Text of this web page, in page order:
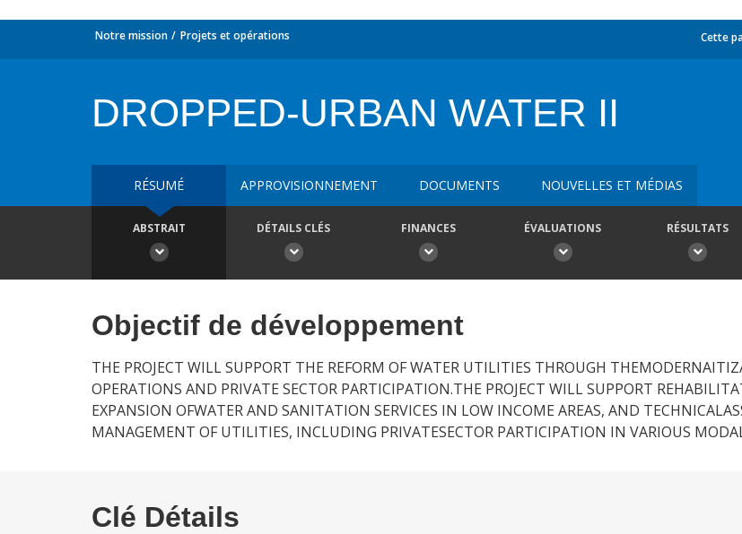
Notre mission Projets et opérations Cette
DROPPED-URBAN WATER II
RÉSUMÉ APPROVISIONNEMENT DOCUMENTS NOUVELLES ET MÉDIAS
ABSTRAIT DÉTAILS CLÉS FINANCES ÉVALUATIONS RÉSULTATS
Objectif de développement
THE PROJECT WILL SUPPORT THE REFORM OF WATER UTILITIES THROUGH
OPERATIONS AND PRIVATE SECTOR PARTICIPATION.THE PROJECT WILL SUPPORT
EXPANSION OFWATER AND SANITATION SERVICES IN LOW INCOME AREAS, AND
MANAGEMENT OF UTILITIES, INCLUDING PRIVATESECTOR PARTICIPATION IN VARIOUS
Clé Détails